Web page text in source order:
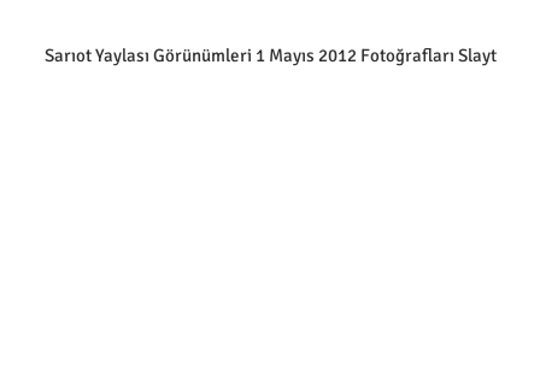
Sarıot Yaylası Görünümleri 1 Mayıs 2012 Fotoğrafları Slayt